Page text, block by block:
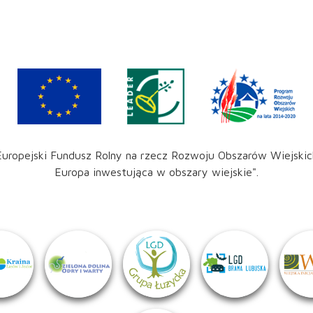
Fundusz Rolny na rzecz Rozwoju Obszarów
Europa inwestująca w obszary wiejskie".